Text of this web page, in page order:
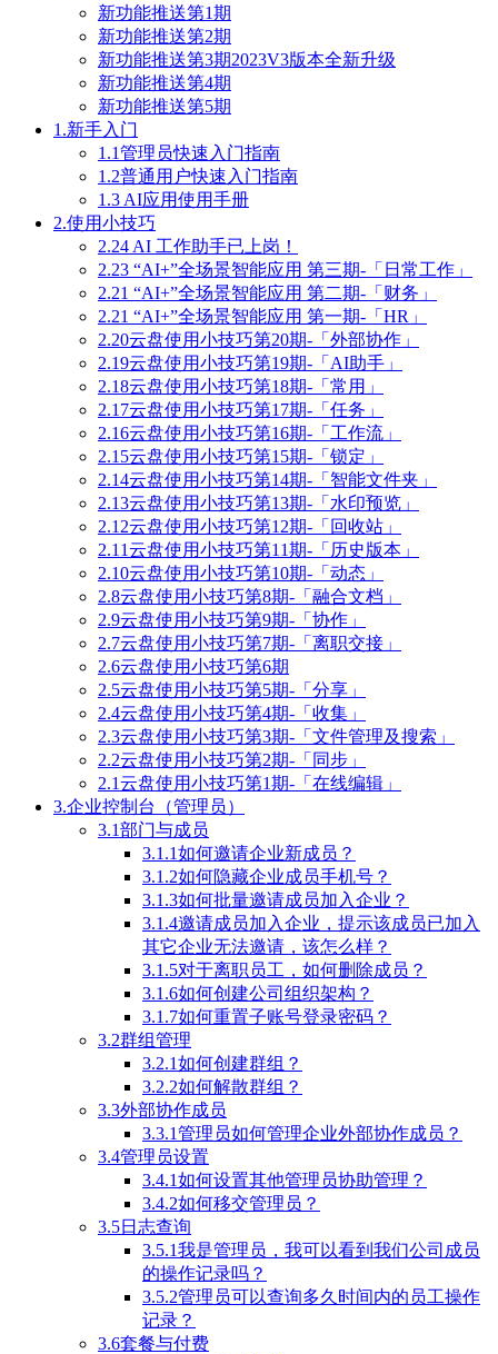
新功能推送第1期
新功能推送第2期
新功能推送第3期2023V3版本全新升级
新功能推送第4期
新功能推送第5期
1.新手入门
1.1管理员快速入门指南
1.2普通用户快速入门指南
1.3 AI应用使用手册
2.使用小技巧
2.24 AI 工作助手已上岗！
2.23 “AI+”全场景智能应用 第三期-「日常工作」
2.21 “AI+”全场景智能应用 第二期-「财务」
2.21 “AI+”全场景智能应用 第一期-「HR」
2.20云盘使用小技巧第20期-「外部协作」
2.19云盘使用小技巧第19期-「AI助手」
2.18云盘使用小技巧第18期-「常用」
2.17云盘使用小技巧第17期-「任务」
2.16云盘使用小技巧第16期-「工作流」
2.15云盘使用小技巧第15期-「锁定」
2.14云盘使用小技巧第14期-「智能文件夹」
2.13云盘使用小技巧第13期-「水印预览」
2.12云盘使用小技巧第12期-「回收站」
2.11云盘使用小技巧第11期-「历史版本」
2.10云盘使用小技巧第10期-「动态」
2.8云盘使用小技巧第8期-「融合文档」
2.9云盘使用小技巧第9期-「协作」
2.7云盘使用小技巧第7期-「离职交接」
2.6云盘使用小技巧第6期
2.5云盘使用小技巧第5期-「分享」
2.4云盘使用小技巧第4期-「收集」
2.3云盘使用小技巧第3期-「文件管理及搜索」
2.2云盘使用小技巧第2期-「同步」
2.1云盘使用小技巧第1期-「在线编辑」
3.企业控制台（管理员）
3.1部门与成员
3.1.1如何邀请企业新成员？
3.1.2如何隐藏企业成员手机号？
3.1.3如何批量邀请成员加入企业？
3.1.4邀请成员加入企业，提示该成员已加入
其它企业无法邀请，该怎么样？
3.1.5对于离职员工，如何删除成员？
3.1.6如何创建公司组织架构？
3.1.7如何重置子账号登录密码？
3.2群组管理
3.2.1如何创建群组？
3.2.2如何解散群组？
3.3外部协作成员
3.3.1管理员如何管理企业外部协作成员？
3.4管理员设置
3.4.1如何设置其他管理员协助管理？
3.4.2如何移交管理员？
3.5日志查询
3.5.1我是管理员，我可以看到我们公司成员
的操作记录吗？
3.5.2管理员可以查询多久时间内的员工操作
记录？
3.6套餐与付费